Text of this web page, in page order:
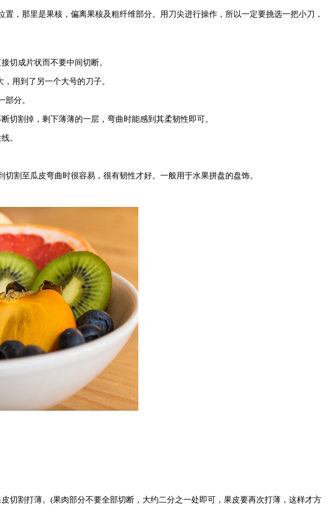
，那里是果核，偏离果核及粗纤维部分。用刀尖进行操作，所以一定要挑选一把小刀，
切成片状而不要中间切断。
用到了另一个大号的刀子。
分。
切割掉，剩下薄薄的一层，弯曲时能感到其柔韧性即可。
。
割至瓜皮弯曲时很容易，很有韧性才好。一般用于水果拼盘的盘饰。
切割打薄。(果肉部分不要全部切断，大约二分之一处即可，果皮要再次打薄，这样才方